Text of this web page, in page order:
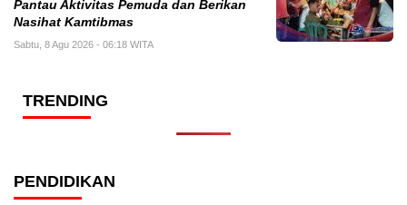
Pantau Aktivitas Pemuda dan Berikan
Nasihat Kamtibmas
Sabtu, 8 Agu 2026 - 06:18 WITA
TRENDING
PENDIDIKAN